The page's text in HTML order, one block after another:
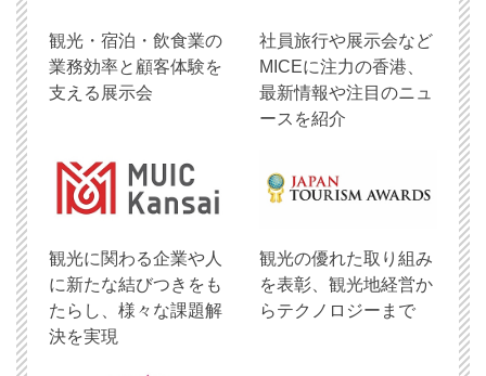
観光・宿泊・飲食業の
業務効率と顧客体験を
支える展示会
社員旅行や展示会など
MICEに注力の香港、
最新情報や注目のニュ
ースを紹介
観光に関わる企業や人
に新たな結びつきをも
たらし、様々な課題解
決を実現
観光の優れた取り組み
を表彰、観光地経営か
らテクノロジーまで